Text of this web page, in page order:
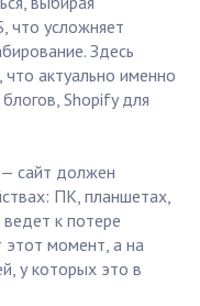
что усложняет
Здесь
актуально именно
Shopify для
— сайт должен
ПК, планшетах,
к потере
этот момент, а на
у которых это в